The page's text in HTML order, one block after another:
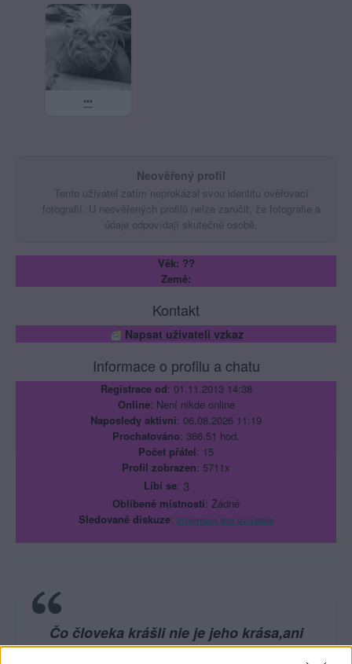
***
Neověřený profil
Tento uživatel zatím neprokázal svou identitu ověřovací
fotografií. U neověřených profilů nelze zaručit, že fotografie a
údaje odpovídají skutečné osobě.
Věk: ??
Země:
Kontakt
Napsat uživateli vzkaz
Informace o profilu a chatu
Registrace od: 01.11.2013 14:38
Online: Není nikde online
Naposledy aktivní: 06.08.2026 11:19
Prochatováno: 366.51 hod.
Počet přátel: 15
Profil zobrazen: 5711x
Líbí se: 3
Oblibené místnosti: Žádné
Sledované diskuze: Informace pro uživatele
Čo človeka krášli nie je jeho krása,ani
bohactvo,ale ušlachtilá duša.... Človeka